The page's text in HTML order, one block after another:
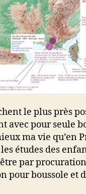
le plus près
avec pour seule
ma vie qu’en
études des
par
pour boussole et